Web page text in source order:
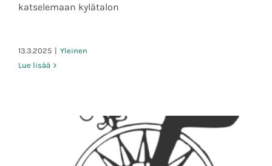
katselemaan kylätalon
13.3.2025 | Yleinen
Lue lisää